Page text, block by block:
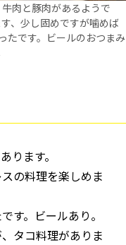
肉と豚肉があるようで
、少し固めですが噛めば
たです。ビールのおつまみ
ります。
の料理を楽しめま
す。ビールあり。
タコ料理がありま